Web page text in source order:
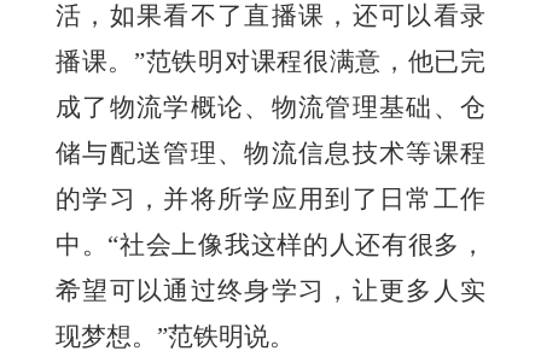
活，如果看不了直播课，还可以看录
播课。”范铁明对课程很满意，他已完
成了物流学概论、物流管理基础、仓
储与配送管理、物流信息技术等课程
的学习，并将所学应用到了日常工作
中。“社会上像我这样的人还有很多，
希望可以通过终身学习，让更多人实
现梦想。”范铁明说。